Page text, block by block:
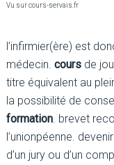
Vu sur cours-servais.fr
l’infirmier(ère) est
médecin. coursde
titre équivalent au
la possibilité de
formation. brevet
l’unionpéenne.
d’un jury ou d’un